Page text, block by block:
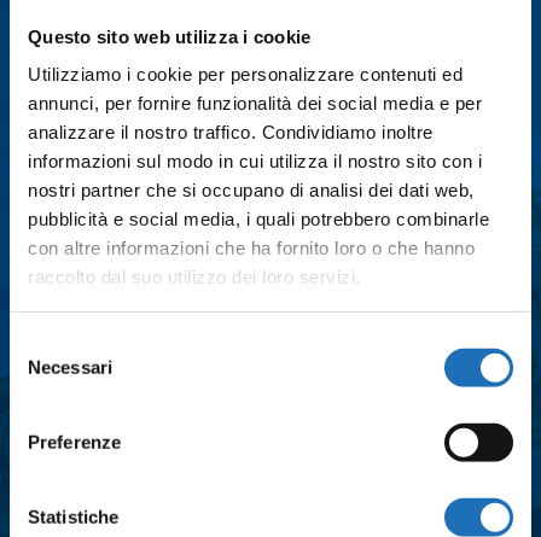
Questo sito web utilizza i cookie
Utilizziamo i cookie per personalizzare contenuti ed
annunci, per fornire funzionalità dei social media e per
analizzare il nostro traffico. Condividiamo inoltre
informazioni sul modo in cui utilizza il nostro sito con i
nostri partner che si occupano di analisi dei dati web,
pubblicità e social media, i quali potrebbero combinarle
con altre informazioni che ha fornito loro o che hanno
raccolto dal suo utilizzo dei loro servizi.
delNecessari
Preferenze
Statistiche
Email *
Città *
Messaggio *
Acconsento al trattamento dei dati
newsletter così come definito